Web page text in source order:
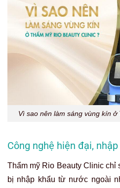
Vì sao nên làm sáng vùng kín ở
Công nghệ hiện đại,
Thẩm mỹ Rio Beauty Clinic chỉ
bị nhập khẩu từ nước ngoài